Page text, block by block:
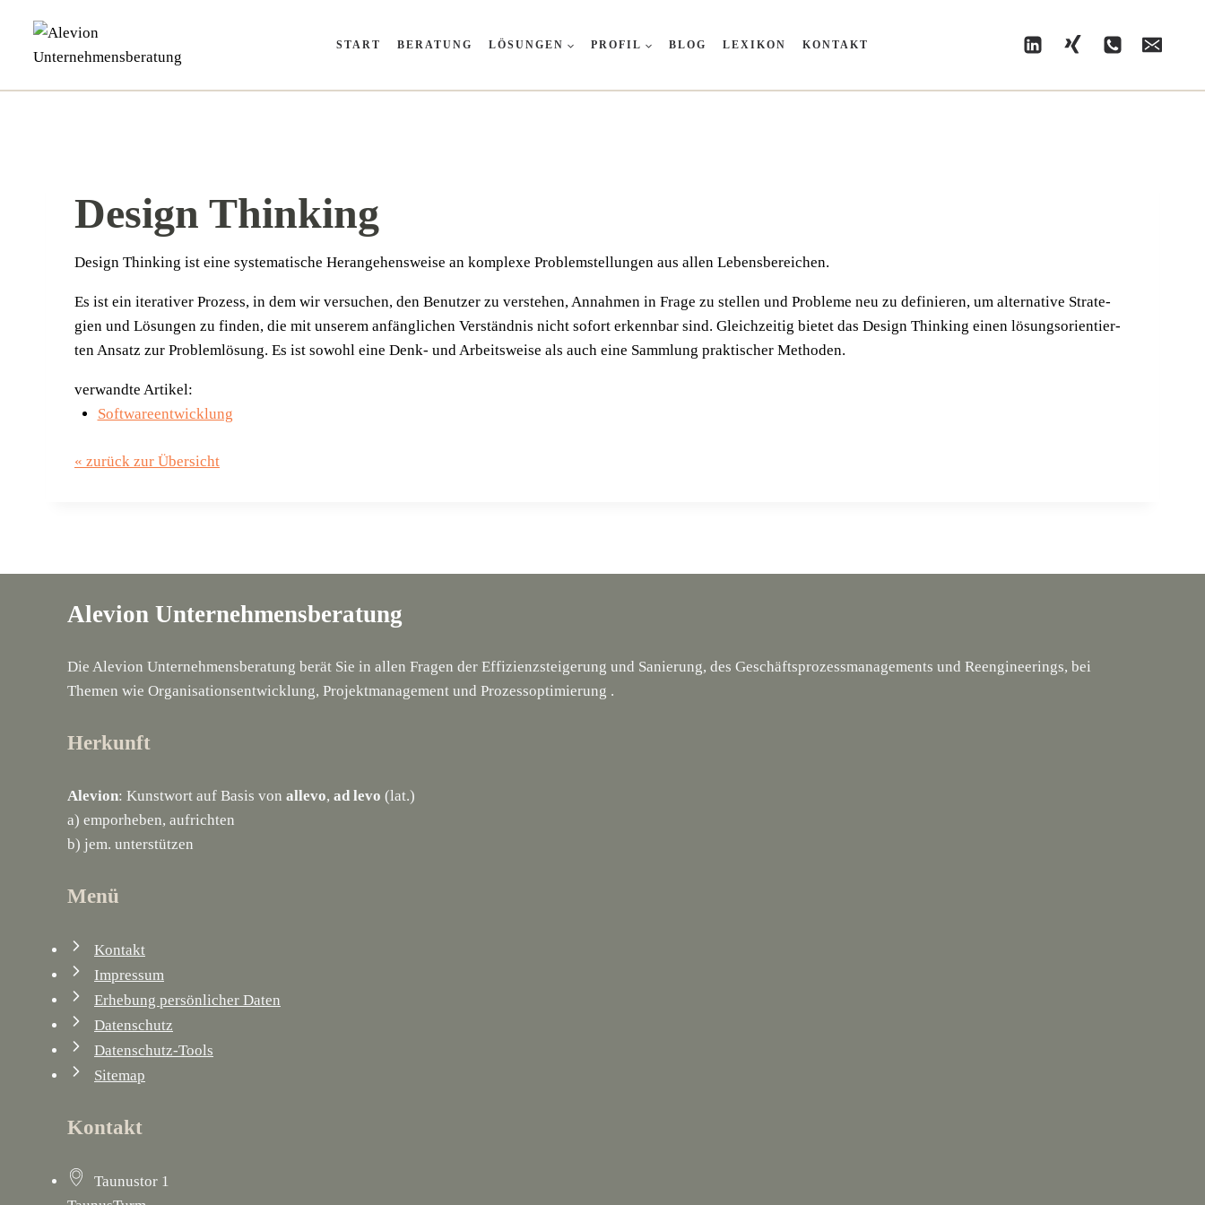
Inhalt
springen
START BERATUNG LÖSUNGEN PROFIL BLOG LEXIKON KONTAKT
Design Thinking
Design Thin­king ist eine sys­te­ma­ti­sche Her­an­ge­hens­wei­se an kom­ple­xe Pro­blem­stel­lun­gen aus allen Lebensbereichen.
Es ist ein ite­ra­ti­ver Pro­zess, in dem wir ver­su­chen, den Benut­zer zu ver­ste­hen, Annah­men in Fra­ge zu stel­len und Pro­ble­me neu zu defi­nie­ren, um alter­na­ti­ve Stra­te­
gien und Lösun­gen zu fin­den, die mit unse­rem anfäng­li­chen Ver­ständ­nis nicht sofort erkenn­bar sind. Gleich­zei­tig bie­tet das Design Thin­king einen lösungs­ori­en­tier­
ten Ansatz zur Pro­blem­lö­sung. Es ist sowohl eine Denk- und Arbeits­wei­se als auch eine Samm­lung prak­ti­scher Methoden.
verwandte Artikel:
Softwareentwicklung
« zurück zur Übersicht
Alevion Unternehmensberatung
Die Alevion Unternehmensberatung berät Sie in allen Fragen der Effizienzsteigerung und Sanierung, des Geschäftsprozessmanagements und Reengineerings, bei
Themen wie Organisationsentwicklung, Projektmanagement und Prozessoptimierung .
Herkunft
Alevion: Kunstwort auf Basis von allevo, ad levo (lat.)
a) emporheben, aufrichten
b) jem. unterstützen
Menü
Kontakt
Impressum
Erhebung persönlicher Daten
Datenschutz
Datenschutz-Tools
Sitemap
Kontakt
Taunustor 1